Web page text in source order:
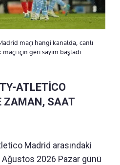
maçı hangi kanalda, canlı
için geri sayım başladı
ATLETİCO
ZAMAN, SAAT
Madrid arasındaki
Ağustos 2026 Pazar günü